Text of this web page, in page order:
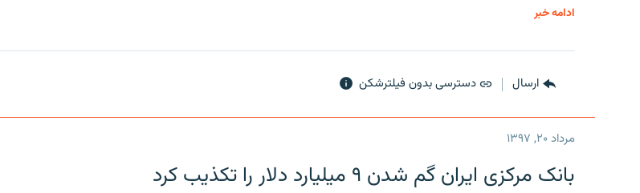
ادامه خبر
ارسال دسترسی بدون فیلترشکن
مرداد ۲۰, ۱۳۹۷
بانک مرکزی ایران گم شدن ۹ میلیارد دلار را تکذیب کرد